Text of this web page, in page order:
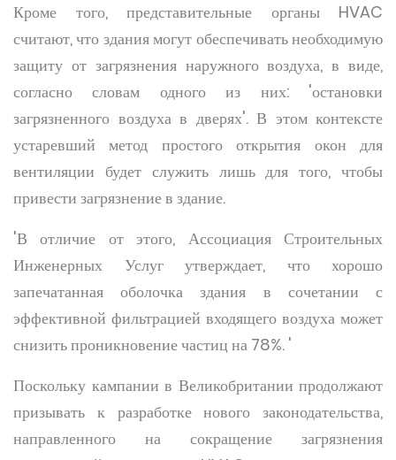
Кроме того, представительные органы HVAC
считают, что здания могут обеспечивать необходимую
защиту от загрязнения наружного воздуха, в виде,
согласно словам одного из них: 'остановки
загрязненного воздуха в дверях'. В этом контексте
устаревший метод простого открытия окон для
вентиляции будет служить лишь для того, чтобы
привести загрязнение в здание.
'В отличие от этого, Ассоциация Строительных
Инженерных Услуг утверждает, что хорошо
запечатанная оболочка здания в сочетании с
эффективной фильтрацией входящего воздуха может
снизить проникновение частиц на 78%. '
Поскольку кампании в Великобритании продолжают
призывать к разработке нового законодательства,
направленного на сокращение загрязнения